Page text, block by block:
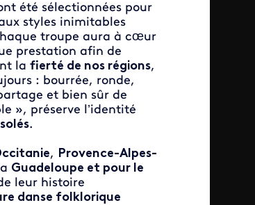
été sélectionnées pour
styles inimitables
troupe aura à cœur
prestation afin de
la fierté de nos régions,
: bourrée, ronde,
et bien sûr de
», préserve l’identité
.
, Provence-Alpes-
Guadeloupe et pour le
leur histoire
danse folklorique